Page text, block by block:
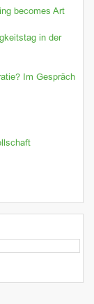
becomes Art
in der
Im Gespräch